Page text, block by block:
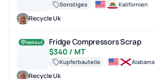
Sonstiges Kalifornien
Recycle Uk
Fridge Compressors Scrap
Verkauf
Fridge Compressors Scrap
$340 / MT
Kupferbauteile Alabama
Recycle Uk